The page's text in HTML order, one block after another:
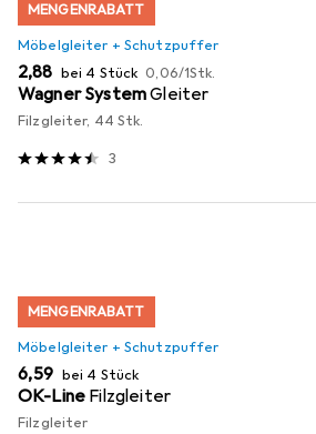
MENGENRABATT
Möbelgleiter + Schutzpuffer
EUR
2,88 bei 4 Stück EUR
0,06/1Stk.
Wagner SystemGleiter
Filzgleiter, 44 Stk.
3
MENGENRABATT
Möbelgleiter + Schutzpuffer
EUR
6,59 bei 4 Stück
OK-Line Filzgleiter
Filzgleiter